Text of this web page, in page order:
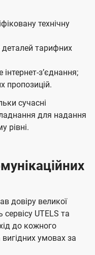
технічну
тарифних
зʼєднання;
пропозицій.
сучасні
для надання
рівні.
довіру великої
сервісу UTELS та
до кожного
умовах за